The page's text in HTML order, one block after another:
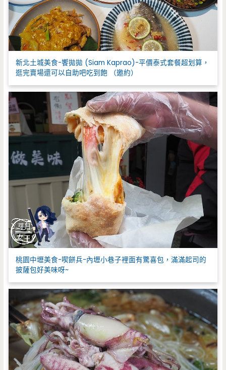
新北土城美食-饗拋拋 (Siam Kaprao)-平價泰式套餐超划算，
逛完賣場還可以自助吧吃到飽 （邀約）
桃園中壢美食-喫餅兵-內壢小巷子裡面有驚喜包，滿滿起司的
披薩包好美味呀~